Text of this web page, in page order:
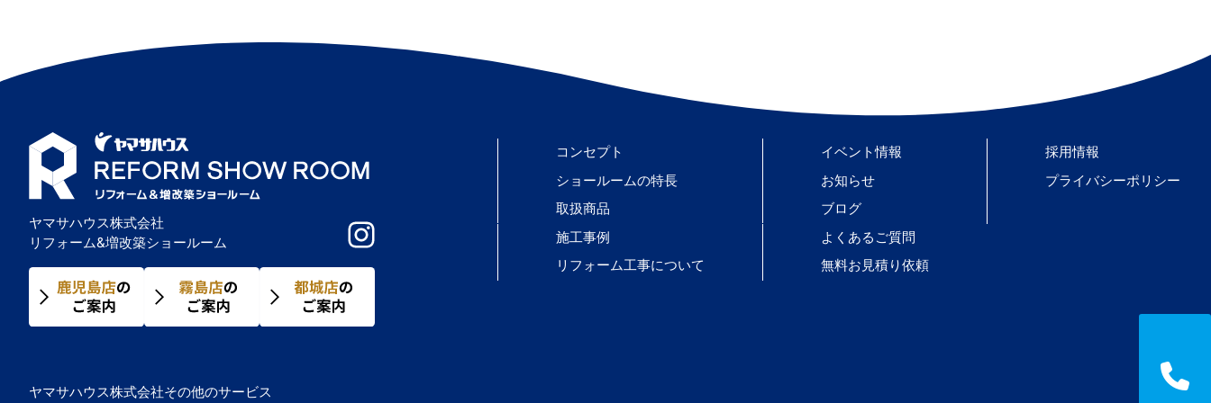
ン
ヤマサハウス株式会社
リフォーム&増改築ショールーム
コンセプト
ショールームの特長
取扱商品
施工事例
リフォーム工事について
イベント情報
お知らせ
ブログ
よくあるご質問
無料お見積り依頼
採用情報
プライバシーポリシー
ヤマサハウス株式会社その他のサービス